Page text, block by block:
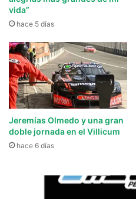
vida”
hace 5 días
Jeremías Olmedo y una gran
doble jornada en el Villicum
hace 6 días